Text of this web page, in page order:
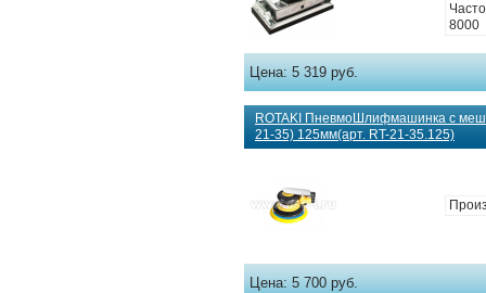
8000
Цена:5 319 руб.
ROTAKI ПневмоШлифмашинка с
21-35) 125мм(арт. RT-21-35.125)
Цена:5 700 руб.